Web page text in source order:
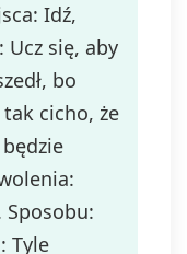
Idź,
Ucz się, aby
bo
tak cicho, że
Sposobu:
Tyle